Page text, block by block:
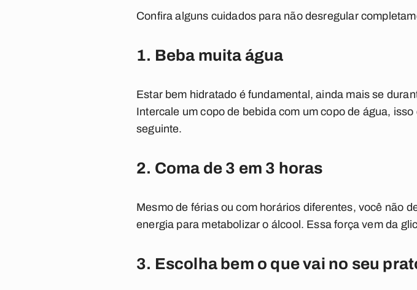
Confira alguns cuidados para não desregular
1. Beba muita água
Estar bem hidratado é fundamental, ainda mais se
Intercale um copo de bebida com um copo de água,
seguinte.
2. Coma de 3 em 3 horas
Mesmo de férias ou com horários diferentes, você não
energia para metabolizar o álcool. Essa força vem da
3. Escolha bem o que vai no seu